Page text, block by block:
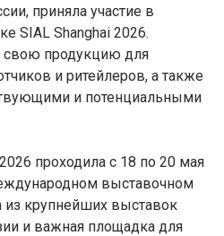
приняла участие в
SIAL Shanghai 2026.
свою продукцию для
и ритейлеров, а также
и потенциальными
проходила с 18 по 20 мая
выставочном
из крупнейших выставок
и важная площадка для